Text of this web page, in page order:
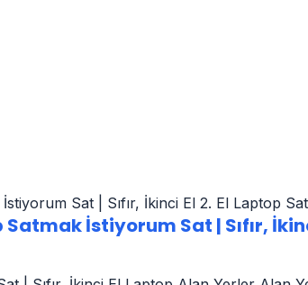
İstiyorum Sat | Sıfır,